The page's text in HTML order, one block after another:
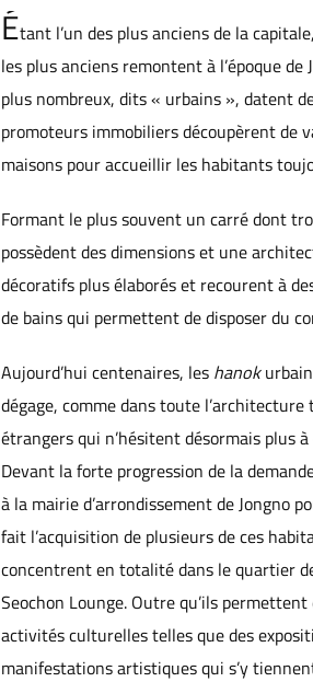
Étant l’un des plus anciens de la
les plus anciens remontent à l’époque
plus nombreux, dits « urbains », datent
promoteurs immobiliers découpèrent de
maisons pour accueillir les habitants
Formant le plus souvent un carré dont
possèdent des dimensions et une
décoratifs plus élaborés et recourent à
de bains qui permettent de disposer du
Aujourd’hui centenaires, les hanok
dégage, comme dans toute
étrangers qui n’hésitent désormais plus
Devant la forte progression de la
à la mairie d’arrondissement de Jongno
fait l’acquisition de plusieurs de ces
concentrent en totalité dans le quartier
Seochon Lounge. Outre qu’ils
activités culturelles telles que des
manifestations artistiques qui s’y